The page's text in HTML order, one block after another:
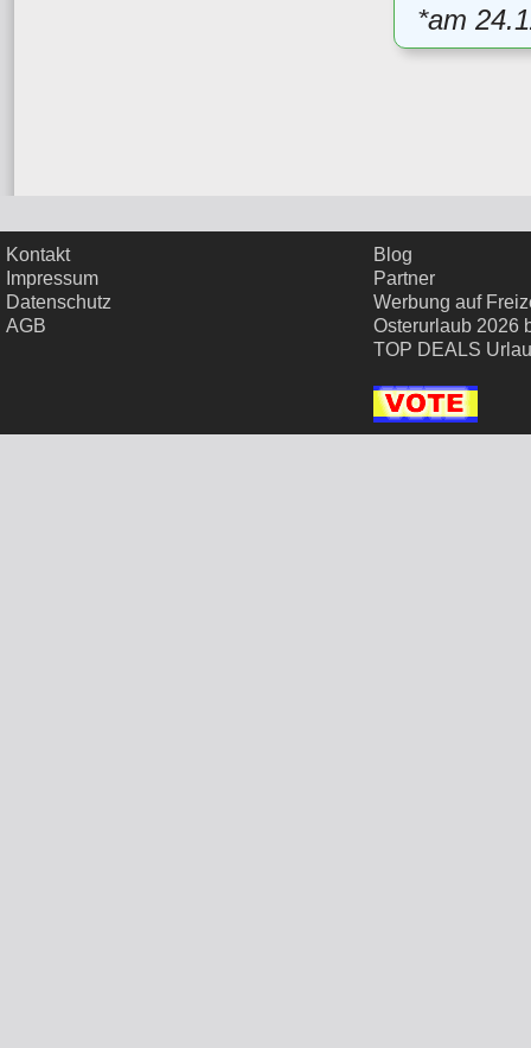
*am
Kontakt
Impressum
Datenschutz
AGB
Blog
Partner
Werbung auf
Osterurlaub 2026
TOP DEALS